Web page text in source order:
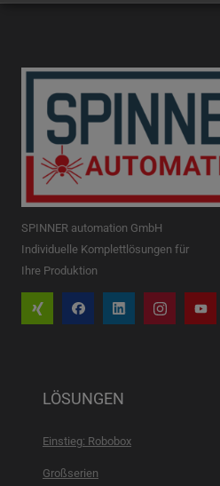
SPINNER automation GmbH
Individuelle Komplettlösungen für
Ihre Produktion
LÖSUNGEN
Einstieg: Robobox
Großserien